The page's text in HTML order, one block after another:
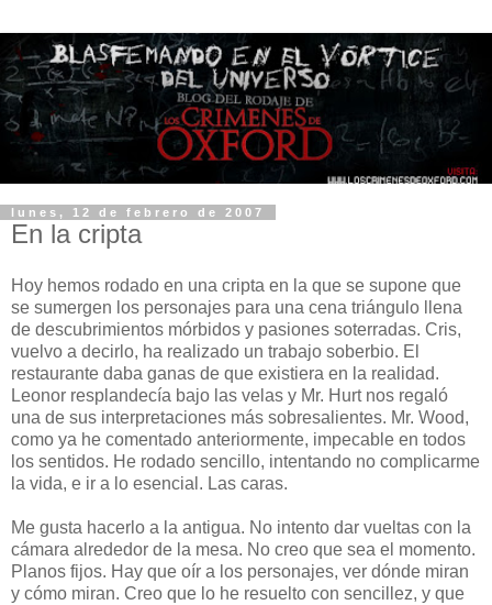
lunes, 12 de febrero de 2007
En la cripta
Hoy hemos rodado en una cripta en la que se supone que
se sumergen los personajes para una cena triángulo llena
de descubrimientos mórbidos y pasiones soterradas. Cris,
vuelvo a decirlo, ha realizado un trabajo soberbio. El
restaurante daba ganas de que existiera en la realidad.
Leonor resplandecía bajo las velas y Mr. Hurt nos regaló
una de sus interpretaciones más sobresalientes. Mr. Wood,
como ya he comentado anteriormente, impecable en todos
los sentidos. He rodado sencillo, intentando no complicarme
la vida, e ir a lo esencial. Las caras.
Me gusta hacerlo a la antigua. No intento dar vueltas con la
cámara alrededor de la mesa. No creo que sea el momento.
Planos fijos. Hay que oír a los personajes, ver dónde miran
y cómo miran. Creo que lo he resuelto con sencillez, y que